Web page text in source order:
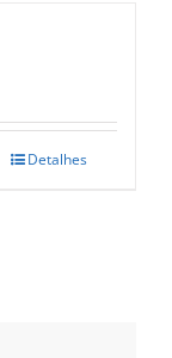
Detalhes